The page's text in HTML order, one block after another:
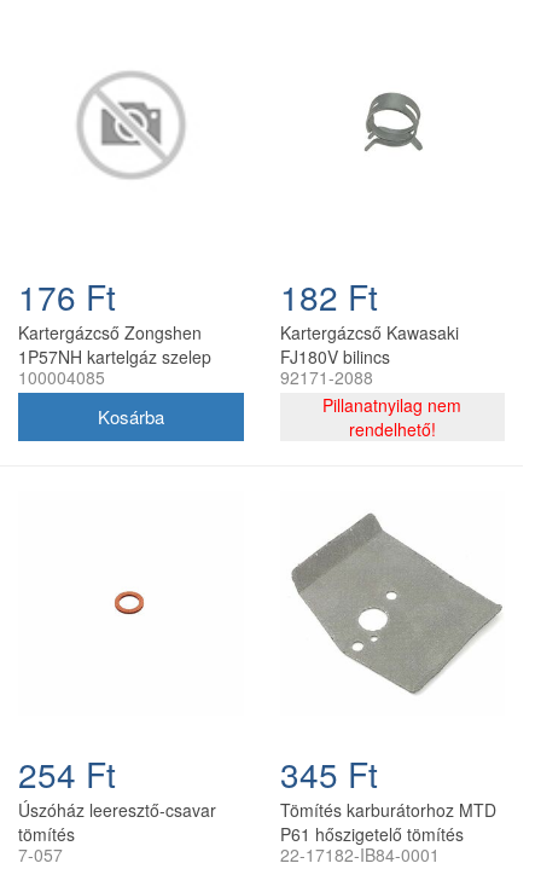
176 Ft
Kartergázcső Zongshen
1P57NH kartelgáz szelep
100004085
182 Ft
Kartergázcső Kawasaki
FJ180V bilincs
92171-2088
Pillanatnyilag nem
rendelhető!
254 Ft
Úszóház leeresztő-csavar
tömítés
7-057
345 Ft
Tömítés karburátorhoz MTD
P61 hőszigetelő tömítés
22-17182-IB84-0001